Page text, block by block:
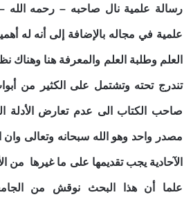
رسالة علمية نال صاحبه – رحمه الله
علمية في مجاله بالإضافة إلى أنه له
العلم وطلبة العلم والمعرفة هنا وهناك
تندرج تحته وتشتمل على الكثير من
صاحب الكتاب الى عدم تعارض الأدلة
مصدر واحد وهو الله سبحانه وتعالى وان
الآحادية يجب تقديمها على ما غيرها من
علما أن هذا البحث نوقش من